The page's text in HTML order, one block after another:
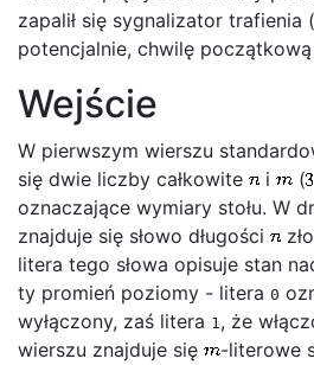
zapalił się sygnalizator trafienia
potencjalnie, chwilę
Wejście
W pierwszym wierszu
się dwie liczby całkowite
i (
oznaczające wymiary stołu. W
znajduje się słowo długości
litera tego słowa opisuje stan
ty promień poziomy - litera 0
wyłączony, zaś litera 1, że
wierszu znajduje się
-literowe